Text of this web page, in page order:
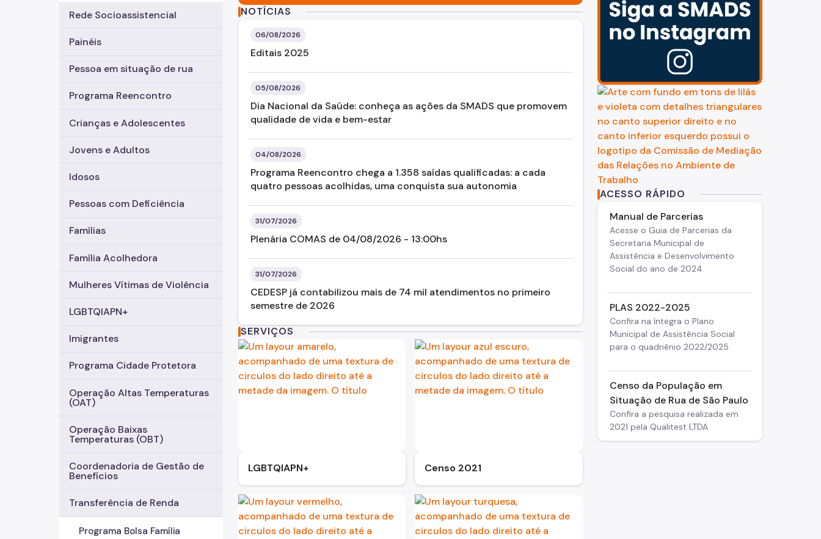
Rede Socioassistencial
Painéis
Pessoa em situação de rua
Programa Reencontro
Crianças e Adolescentes
Jovens e Adultos
Idosos
Pessoas com Deficiência
Famílias
Família Acolhedora
Mulheres Vítimas de Violência
LGBTQIAPN+
Imigrantes
Programa Cidade Protetora
Operação Altas Temperaturas
(OAT)
Operação Baixas
Temperaturas (OBT)
Coordenadoria de Gestão de
Benefícios
Transferência de Renda
Programa Bolsa Família
NOTÍCIAS
06/08/2026
Editais 2025
05/08/2026
Dia Nacional da Saúde: conheça as ações da SMADS que promovem
qualidade de vida e bem-estar
04/08/2026
Programa Reencontro chega a 1.358 saídas qualificadas: a cada
quatro pessoas acolhidas, uma conquista sua autonomia
31/07/2026
Plenária COMAS de 04/08/2026 - 13:00hs
31/07/2026
CEDESP já contabilizou mais de 74 mil atendimentos no primeiro
semestre de 2026
SERVIÇOS
LGBTQIAPN+ Censo 2021
ACESSO RÁPIDO
Manual de Parcerias
Acesse o Guia de Parcerias da
Secretaria Municipal de
Assistência e Desenvolvimento
Social do ano de 2024
PLAS 2022-2025
Confira na íntegra o Plano
Municipal de Assistência Social
para o quadriênio 2022/2025
Censo da População em
Situação de Rua de São Paulo
Confira a pesquisa realizada em
2021 pela Qualitest LTDA